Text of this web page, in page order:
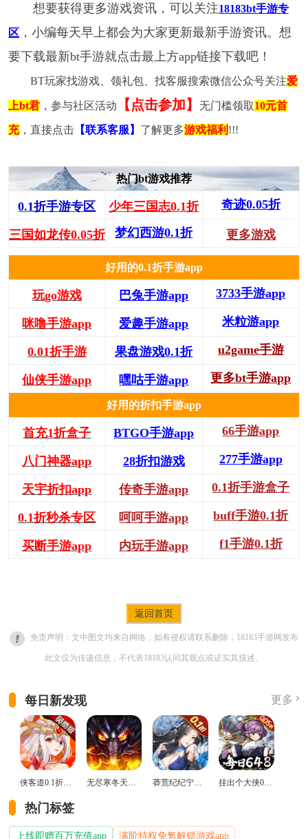
想要获得更多游戏资讯，可以关注18183bt手游专
区，小编每天早上都会为大家更新最新手游资讯。想
要下载最新bt手游就点击最上方app链接下载吧！
BT玩家找游戏、领礼包、找客服搜索微信公众号关注爱
上bt君，参与社区活动 【点击参加】 无门槛领取10元首
充，直接点击【联系客服】 了解更多游戏福利 !!!
热门bt游戏推荐
0.1折手游专区 少年三国志0.1折 奇迹0.05折
三国如龙传0.05折 梦幻西游0.1折 更多游戏
好用的0.1折手游app
玩go游戏 巴兔手游app 3733手游app
咪噜手游app 爱趣手游app 米粒游app
0.01折手游 果盘游戏0.1折 u2game手游
仙侠手游app 嘿咕手游app 更多bt手游app
好用的折扣手游app
首充1折盒子 BTGO手游app 66手游app
八门神器app 28折扣游戏 277手游app
天宇折扣app 传奇手游app 0.1折手游盒子
0.1折秒杀专区 呵呵手游app buff手游0.1折
买断手游app 内玩手游app f1手游0.1折
返回首页
免责声明：文中图文均来自网络，如有侵权请联系删除，18183手游网发布
此文仅为传递信息，不代表18183认同其观点或证实其描述。
每日新发现 更多
侠客道0.1折变态版 无尽寒冬天蛇新春送礼版 莽荒纪纪宁传奇0.1折送无限连抽版 挂出个大侠0.05折免单福利版
热门标签
上线即赠百万充值app 满阶特权免氪解锁游戏app